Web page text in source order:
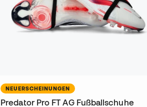
NEUERSCHEINUNGEN
Predator Pro FT AG Fußballschuhe